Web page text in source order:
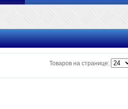
Товаров на странице: